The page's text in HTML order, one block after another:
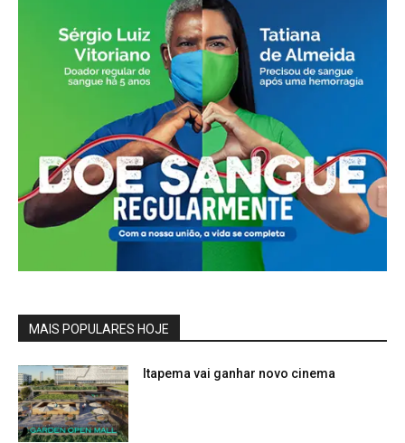
MAIS POPULARES HOJE
Itapema vai ganhar novo cinema